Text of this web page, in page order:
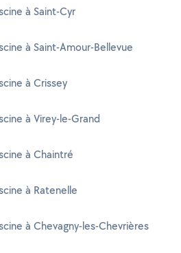
à Saint-Cyr
à Saint-Amour-Bellevue
à Crissey
à Virey-le-Grand
à Chaintré
à Ratenelle
à Chevagny-les-Chevrières